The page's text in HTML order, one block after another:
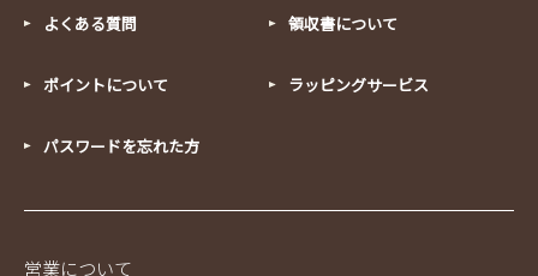
よくある質問 領収書について
ポイントについて ラッピングサービス
パスワードを忘れた方
営業について